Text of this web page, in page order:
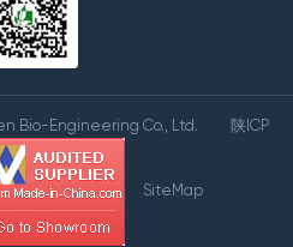
Bio-Engineering Co., Ltd. 陕ICP
SiteMap